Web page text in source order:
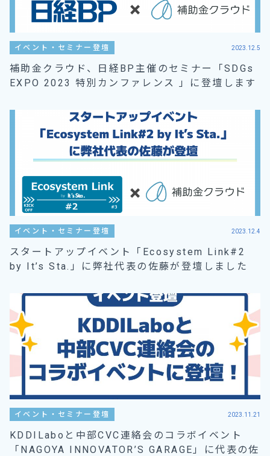
イベント・セミナー登壇 2023.12.5
補助金クラウド、日経BP主催のセミナー「SDGs
EXPO 2023 特別カンファレンス 」に登壇します
イベント・セミナー登壇 2023.12.4
スタートアップイベント「Ecosystem Link#2
by It’s Sta.」に弊社代表の佐藤が登壇しました
イベント・セミナー登壇 2023.11.21
KDDILaboと中部CVC連絡会のコラボイベント
「NAGOYA INNOVATOR’S GARAGE」に代表の佐